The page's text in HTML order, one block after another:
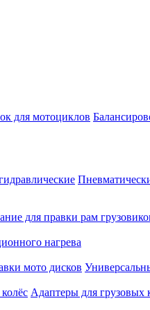
для мотоциклов
для правки рам
нагрева
мото дисков
Адаптеры для грузовых